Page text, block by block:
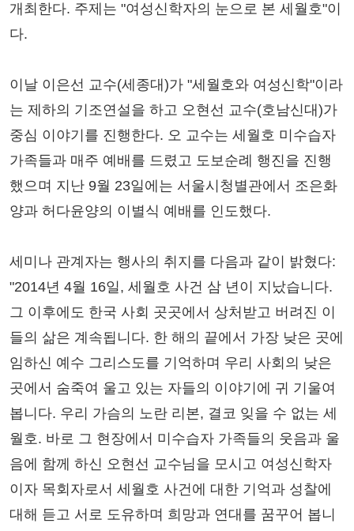
개최한다. 주제는 "여성신학자의 눈으로 본 세월호"이
다.
이날 이은선 교수(세종대)가 "세월호와 여성신학"이라
는 제하의 기조연설을 하고 오현선 교수(호남신대)가
중심 이야기를 진행한다. 오 교수는 세월호 미수습자
가족들과 매주 예배를 드렸고 도보순례 행진을 진행
했으며 지난 9월 23일에는 서울시청별관에서 조은화
양과 허다윤양의 이별식 예배를 인도했다.
세미나 관계자는 행사의 취지를 다음과 같이 밝혔다:
"2014년 4월 16일, 세월호 사건 삼 년이 지났습니다.
그 이후에도 한국 사회 곳곳에서 상처받고 버려진 이
들의 삶은 계속됩니다. 한 해의 끝에서 가장 낮은 곳에
임하신 예수 그리스도를 기억하며 우리 사회의 낮은
곳에서 숨죽여 울고 있는 자들의 이야기에 귀 기울여
봅니다. 우리 가슴의 노란 리본, 결코 잊을 수 없는 세
월호. 바로 그 현장에서 미수습자 가족들의 웃음과 울
음에 함께 하신 오현선 교수님을 모시고 여성신학자
이자 목회자로서 세월호 사건에 대한 기억과 성찰에
대해 듣고 서로 도유하며 희망과 연대를 꿈꾸어 봅니